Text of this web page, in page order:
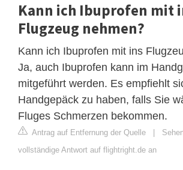
Kann ich Ibuprofen mit
Flugzeug nehmen?
Kann ich Ibuprofen mit ins
Ja, auch Ibuprofen kann im
mitgeführt werden. Es empfiehlt
Handgepäck zu haben, falls Sie
Fluges Schmerzen bekommen.
Antrag auf Entfernung der Quelle
vollständige Antwort auf flightright.de an